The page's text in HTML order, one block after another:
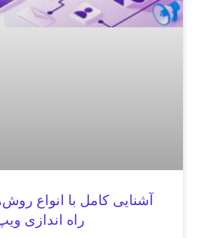
آشنایی کامل با انواع
راه اندازی